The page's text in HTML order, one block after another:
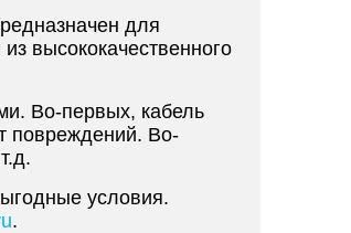
для
высококачественного
Во-первых, кабель
повреждений. Во-
условия.
.